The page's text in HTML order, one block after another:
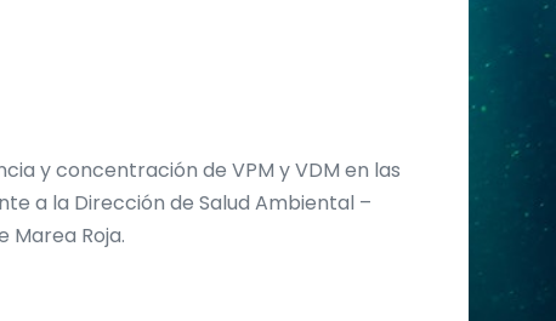
y concentración de VPM y VDM en las
a la Dirección de Salud Ambiental –
Marea Roja.